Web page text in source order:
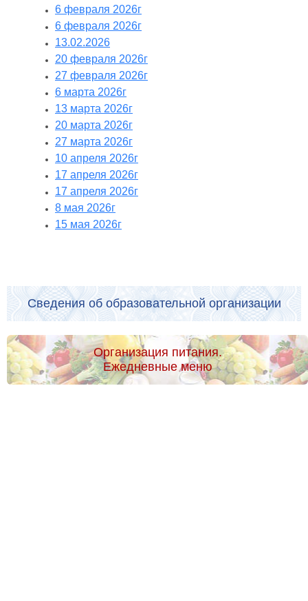
6 февраля 2026г
6 февраля 2026г
13.02.2026
20 февраля 2026г
27 февраля 2026г
6 марта 2026г
13 марта 2026г
20 марта 2026г
27 марта 2026г
10 апреля 2026г
17 апреля 2026г
17 апреля 2026г
8 мая 2026г
15 мая 2026г
Сведения об образовательной организации
Организация питания.
Ежедневные меню